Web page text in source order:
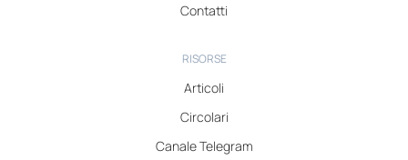
Contatti
RISORSE
Articoli
Circolari
Canale Telegram